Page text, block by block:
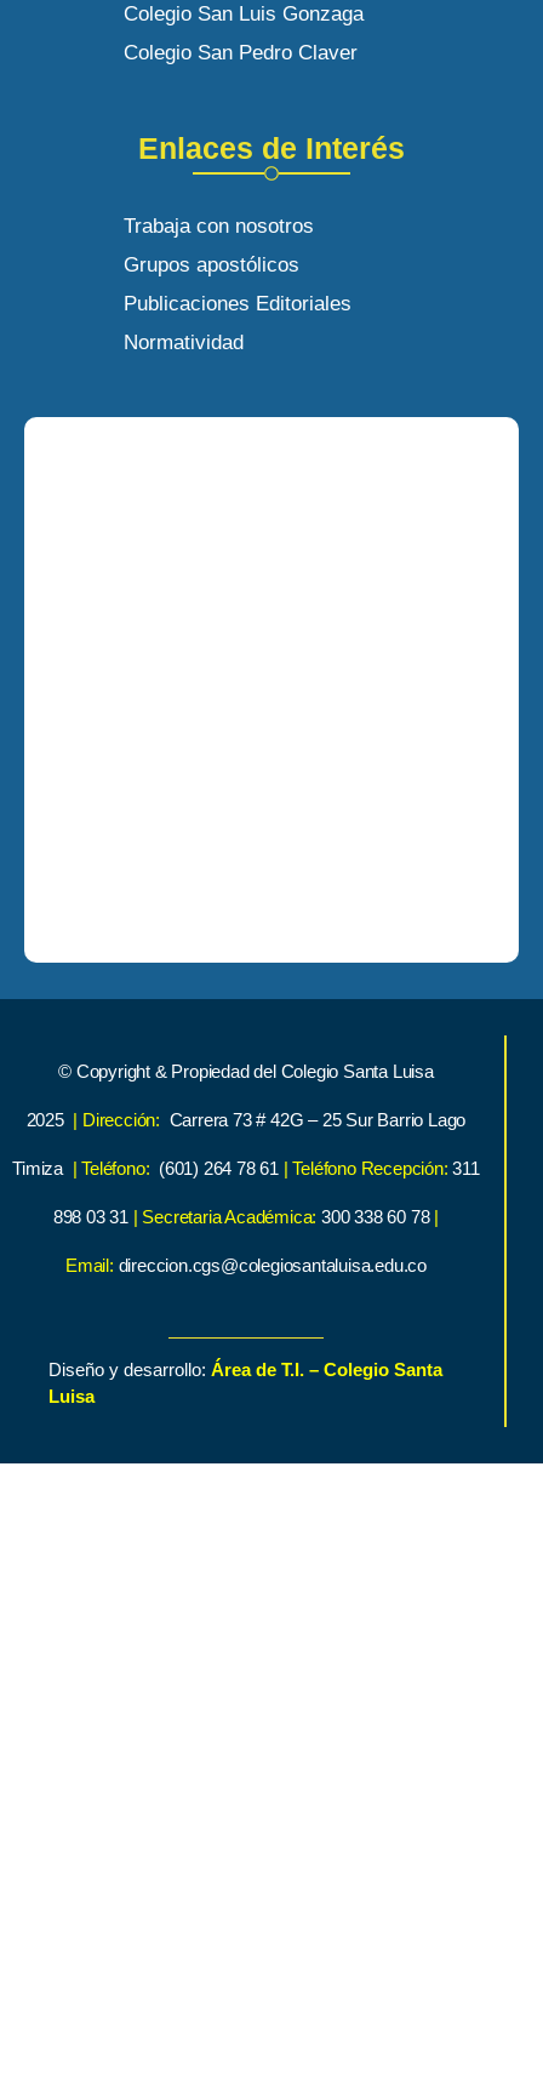
Colegio San Luis Gonzaga
Colegio San Pedro Claver
Enlaces de Interés
Trabaja con nosotros
Grupos apostólicos
Publicaciones Editoriales
Normatividad
© Copyright & Propiedad del Colegio Santa Luisa
2025 | Dirección: Carrera 73 # 42G – 25 Sur Barrio Lago
Timiza | Teléfono: (601) 264 78 61 | Teléfono Recepción: 311
898 03 31 | Secretaria Académica:300 338 60 78 |
Email: direccion.cgs@colegiosantaluisa.edu.co
Diseño y desarrollo: Área de T.I. – Colegio Santa
Luisa